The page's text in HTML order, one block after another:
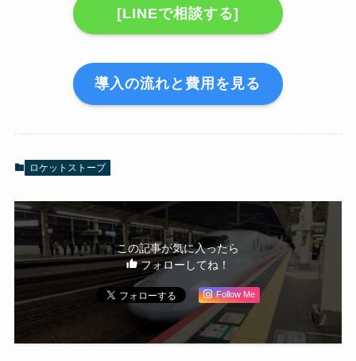
[LINEで相談する]
導入の流れと費用を見る
ロケットストーブ
この記事が気に入ったら
フォローしてね！
Follow Me